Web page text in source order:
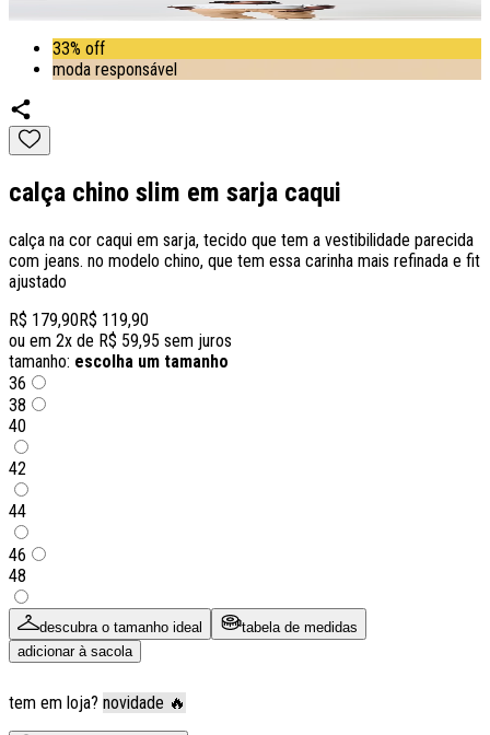
33% off
moda responsável
calça chino slim em sarja caqui
calça na cor caqui em sarja, tecido que tem a vestibilidade parecida
com jeans. no modelo chino, que tem essa carinha mais refinada e fit
ajustado
R$ 179,90R$ 119,90
ou em 2x de R$ 59,95 sem juros
tamanho: escolha um tamanho
36
38
40
42
44
46
48
descubra o tamanho ideal
tabela de medidas
adicionar à sacola
tem em loja? novidade 🔥